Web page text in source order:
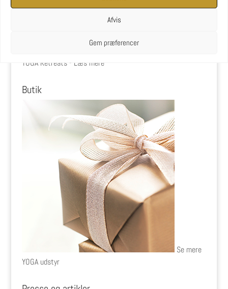
Afvis
Gem præferencer
YOGA Retreats - Læs mere
Butik
Se mere
YOGA udstyr